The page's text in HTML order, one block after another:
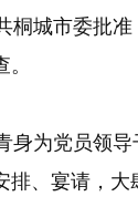
桐城市委批
身为党员领
排、宴请，